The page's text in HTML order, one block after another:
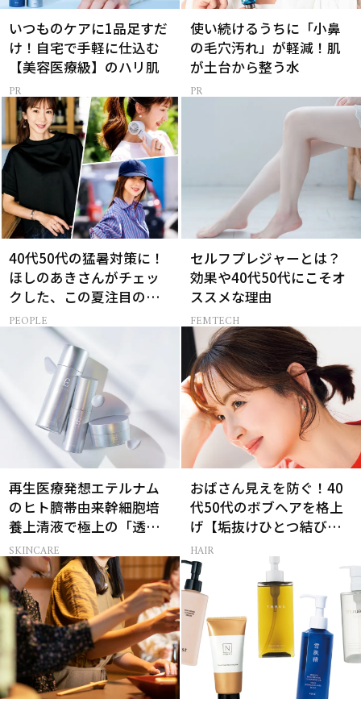
いつものケアに1品足すだ
け！自宅で手軽に仕込む
【美容医療級】のハリ肌
使い続けるうちに「小鼻
の毛穴汚れ」が軽減！肌
が土台から整う水
40代50代の猛暑対策に！
ほしのあきさんがチェッ
クした、この夏注目の暑
さ対策グッズ3選
PEOPLE
セルフプレジャーとは？
効果や40代50代にこそオ
ススメな理由
FEMTECH
再生医療発想エテルナム
のヒト臍帯由来幹細胞培
養上清液で極上の「透明
感ハリ肌」へ
SKINCARE
おばさん見えを防ぐ！40
代50代のボブヘアを格上
げ【垢抜けひとつ結び】
のルール
HAIR